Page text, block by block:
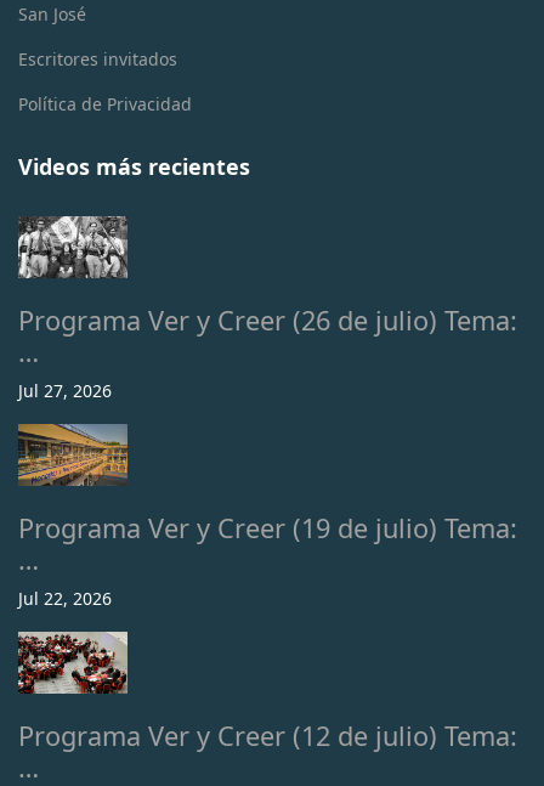
San José
Escritores invitados
Política de Privacidad
Videos más recientes
Programa Ver y Creer (26 de julio) Tema:
…
Jul 27, 2026
Programa Ver y Creer (19 de julio) Tema:
…
Jul 22, 2026
Programa Ver y Creer (12 de julio) Tema:
…